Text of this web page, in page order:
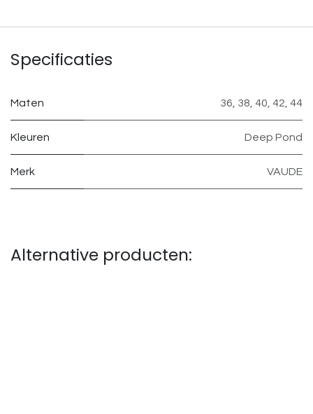
Specificaties
Maten 36 38 40 42 44
Kleuren Deep Pond
Merk VAUDE
Alternative producten: